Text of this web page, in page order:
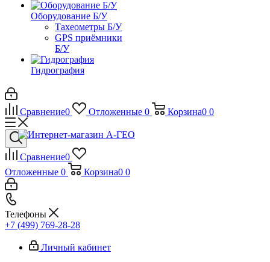
Оборудование Б/У
Тахеометры Б/У
GPS приёмники
Б/У
Гидрография
Сравнение0 Отложенные 0 Корзина0 0
Сравнение0
Отложенные 0 Корзина0 0
Телефоны
+7 (499) 769-28-28
Личный кабинет